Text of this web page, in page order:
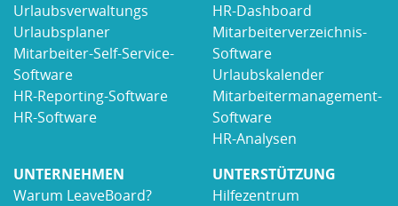
Urlaubsverwaltungs
Urlaubsplaner
Mitarbeiter-Self-Service-
Software
HR-Reporting-Software
HR-Software
HR-Dashboard
Mitarbeiterverzeichnis-
Software
Urlaubskalender
Mitarbeitermanagement-
Software
HR-Analysen
UNTERNEHMEN
Warum LeaveBoard?
UNTERSTÜTZUNG
Hilfezentrum